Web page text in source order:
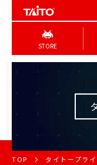
STORE
TOP タイトープラ